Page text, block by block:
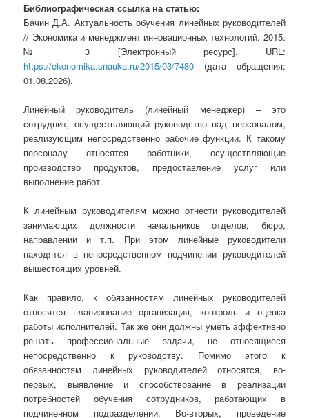
Библиографическая ссылка на статью:
Бачин Д.А. Актуальность обучения линейных руководителей
// Экономика и менеджмент инновационных технологий. 2015.
№ 3 [Электронный ресурс]. URL:
https://ekonomika.snauka.ru/2015/03/7480 (дата обращения:
01.08.2026).
Линейный руководитель (линейный менеджер) – это
сотрудник, осуществляющий руководство над персоналом,
реализующим непосредственно рабочие функции. К такому
персоналу относятся работники, осуществляющие
производство продуктов, предоставление услуг или
выполнение работ.
К линейным руководителям можно отнести руководителей
занимающих должности начальников отделов, бюро,
направлении и т.п. При этом линейные руководители
находятся в непосредственном подчинении руководителей
вышестоящих уровней.
Как правило, к обязанностям линейных руководителей
относятся планирование организация, контроль и оценка
работы исполнителей. Так же они должны уметь эффективно
решать профессиональные задачи, не относящиеся
непосредственно к руководству. Помимо этого к
обязанностям линейных руководителей относятся, во-
первых, выявление и способствование в реализации
потребностей обучения сотрудников, работающих в
подчиненном подразделении. Во-вторых, проведение